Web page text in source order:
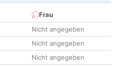
Frau
Nicht angegeben
Nicht angegeben
Nicht angegeben